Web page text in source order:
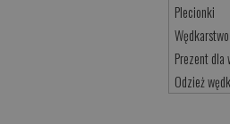
Plecionki
Prezent dla
Odzież